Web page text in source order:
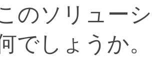
のソリュー
でしょうか。